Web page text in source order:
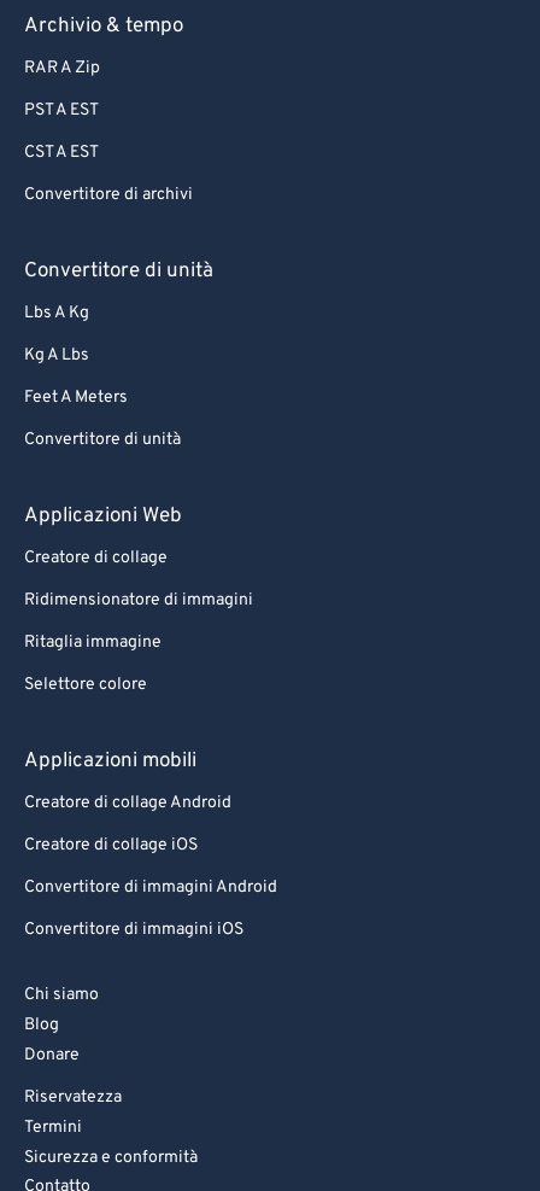
Archivio & tempo
RAR A Zip
PST A EST
CST A EST
Convertitore di archivi
Convertitore di unità
Lbs A Kg
Kg A Lbs
Feet A Meters
Convertitore di unità
Applicazioni Web
Creatore di collage
Ridimensionatore di immagini
Ritaglia immagine
Selettore colore
Applicazioni mobili
Creatore di collage Android
Creatore di collage iOS
Convertitore di immagini Android
Convertitore di immagini iOS
Chi siamo
Blog
Donare
Riservatezza
Termini
Sicurezza e conformità
Contatto